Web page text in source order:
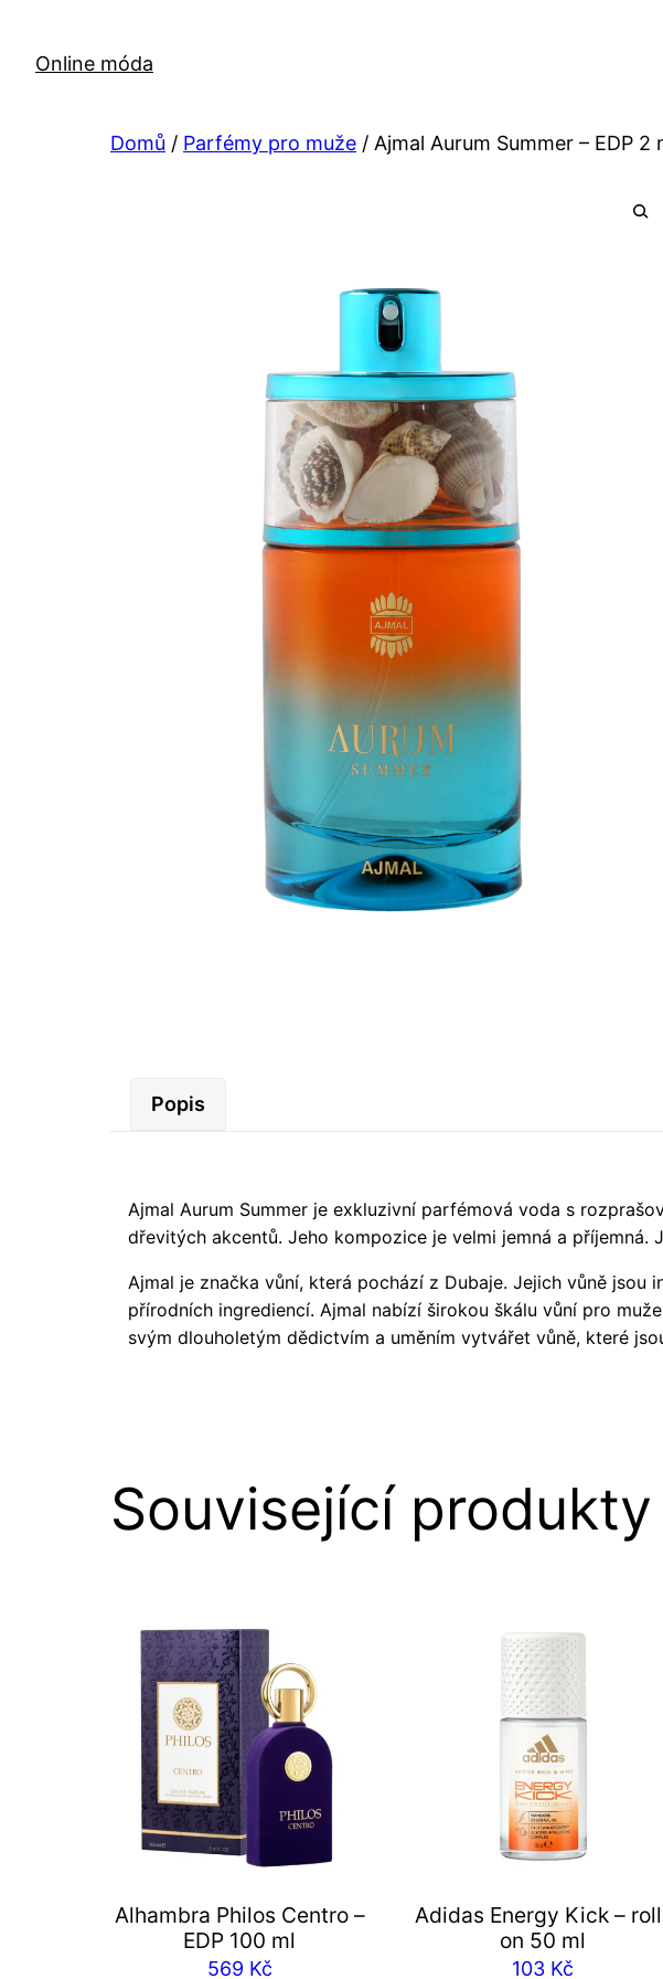
obsah
Online móda
Domů / Parfémy pro muže / Ajmal Aurum Summer – EDP
Popis
Ajmal Aurum Summer je exkluzivní parfémová voda s
dřevitých akcentů. Jeho kompozice je velmi jemná a
Ajmal je značka vůní, která pochází z Dubaje. Jejich vůně
přírodních ingrediencí. Ajmal nabízí širokou škálu vůní pro
svým dlouholetým dědictvím a uměním vytvářet vůně, které
Související produkty
Alhambra Philos Centro –
EDP 100 ml
569 Kč
Adidas Energy Kick –
on 50 ml
103 Kč